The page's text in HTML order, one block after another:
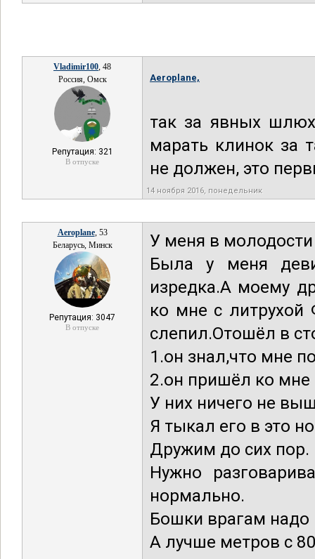
Vladimir100, 48
Россия, Омск
Репутация: 321
В отпуске
Aeroplane,
так за явных
марать клинок за
не должен, это
14 ноября 2016, понедельник
Aeroplane, 53
Беларусь, Минск
Репутация: 3047
В отпуске
У меня в
Была у меня
изредка.А моему
ко мне с
слепил.Отошёл в
1.он знал,что мне
2.он пришёл ко мне
У них ничего не
Я тыкал его в это
Дружим до сих пор.
Нужно
нормально.
Бошки врагам надо
А лучше метров с